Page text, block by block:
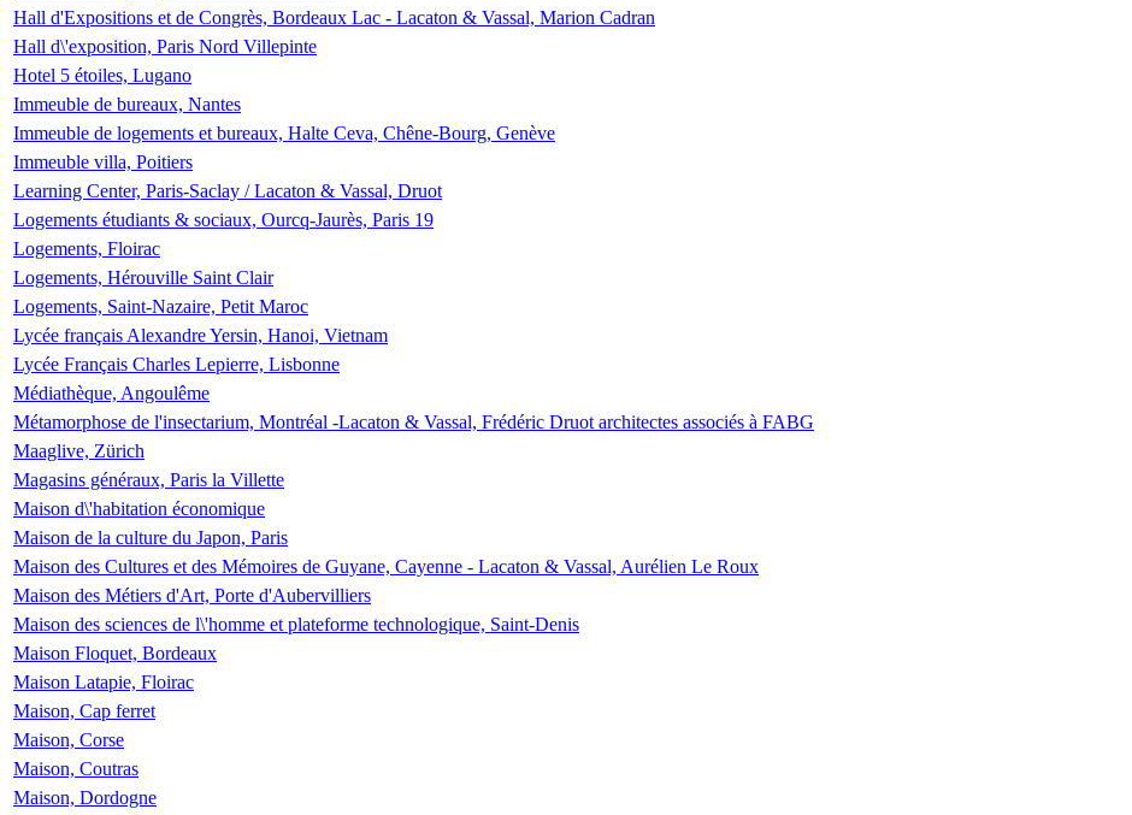
Hall d'Expositions et de Congrès, Bordeaux Lac - Lacaton & Vassal, Marion Cadran
Hall d\'exposition, Paris Nord Villepinte
Hotel 5 étoiles, Lugano
Immeuble de bureaux, Nantes
Immeuble de logements et bureaux, Halte Ceva, Chêne-Bourg, Genève
Immeuble villa, Poitiers
Learning Center, Paris-Saclay / Lacaton & Vassal, Druot
Logements étudiants & sociaux, Ourcq-Jaurès, Paris 19
Logements, Floirac
Logements, Hérouville Saint Clair
Logements, Saint-Nazaire, Petit Maroc
Lycée français Alexandre Yersin, Hanoi, Vietnam
Lycée Français Charles Lepierre, Lisbonne
Médiathèque, Angoulême
Métamorphose de l'insectarium, Montréal -Lacaton & Vassal, Frédéric Druot architectes associés à FABG
Maaglive, Zürich
Magasins généraux, Paris la Villette
Maison d\'habitation économique
Maison de la culture du Japon, Paris
Maison des Cultures et des Mémoires de Guyane, Cayenne - Lacaton & Vassal, Aurélien Le Roux
Maison des Métiers d'Art, Porte d'Aubervilliers
Maison des sciences de l\'homme et plateforme technologique, Saint-Denis
Maison Floquet, Bordeaux
Maison Latapie, Floirac
Maison, Cap ferret
Maison, Corse
Maison, Coutras
Maison, Dordogne